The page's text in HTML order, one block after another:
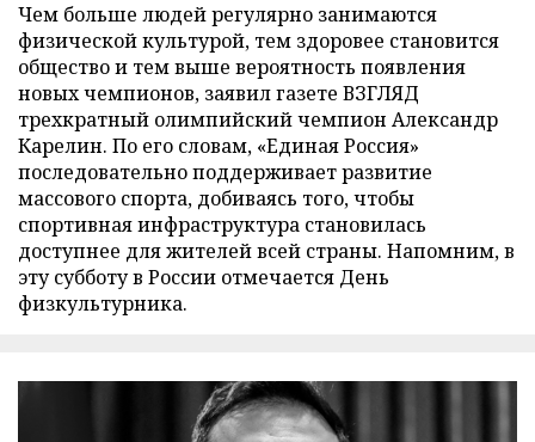
Чем больше людей регулярно занимаются
физической культурой, тем здоровее становится
общество и тем выше вероятность появления
новых чемпионов, заявил газете ВЗГЛЯД
трехкратный олимпийский чемпион Александр
Карелин. По его словам, «Единая Россия»
последовательно поддерживает развитие
массового спорта, добиваясь того, чтобы
спортивная инфраструктура становилась
доступнее для жителей всей страны. Напомним, в
эту субботу в России отмечается День
физкультурника.